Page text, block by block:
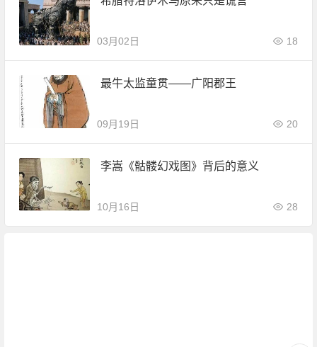
03月02日 18
最牛太监童贯——广阳郡王
09月19日 20
李嵩《骷髅幻戏图》背后的意义
10月16日 28